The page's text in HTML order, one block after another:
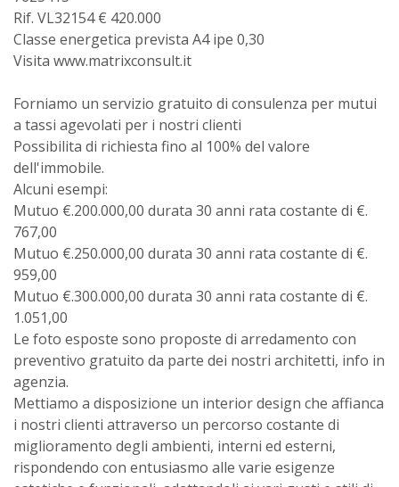
Rif. VL32154 € 420.000
Classe energetica prevista A4 ipe 0,30
Visita www.matrixconsult.it
Forniamo un servizio gratuito di consulenza per mutui
a tassi agevolati per i nostri clienti
Possibilita di richiesta fino al 100% del valore
dell'immobile.
Alcuni esempi:
Mutuo €.200.000,00 durata 30 anni rata costante di €.
767,00
Mutuo €.250.000,00 durata 30 anni rata costante di €.
959,00
Mutuo €.300.000,00 durata 30 anni rata costante di €.
1.051,00
Le foto esposte sono proposte di arredamento con
preventivo gratuito da parte dei nostri architetti, info in
agenzia.
Mettiamo a disposizione un interior design che affianca
i nostri clienti attraverso un percorso costante di
miglioramento degli ambienti, interni ed esterni,
rispondendo con entusiasmo alle varie esigenze